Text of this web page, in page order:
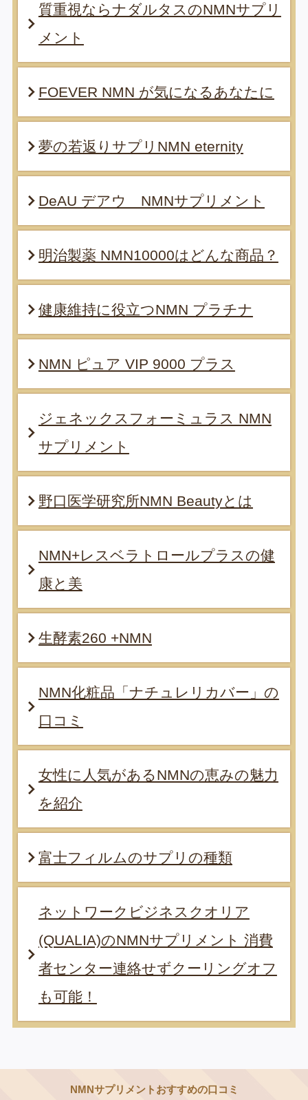
質重視ならナダルタスのNMNサプリ
メント
FOEVER NMN が気になるあなたに
夢の若返りサプリNMN eternity
DeAU デアウ NMNサプリメント
明治製薬 NMN10000はどんな商品？
健康維持に役立つNMN プラチナ
NMN ピュア VIP 9000 プラス
ジェネックスフォーミュラス NMN
サプリメント
野口医学研究所NMN Beautyとは
NMN+レスベラトロールプラスの健
康と美
生酵素260 +NMN
NMN化粧品「ナチュレリカバー」の
口コミ
女性に人気があるNMNの恵みの魅力
を紹介
富士フィルムのサプリの種類
ネットワークビジネスクオリア
(QUALIA)のNMNサプリメント 消費
者センター連絡せずクーリングオフ
も可能！
NMNサプリメントおすすめの口コミ